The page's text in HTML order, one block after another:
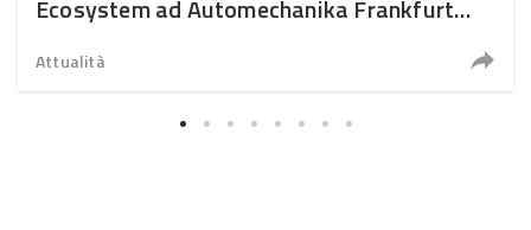
Ecosystem ad Automechanika Frankfurt
Attualità